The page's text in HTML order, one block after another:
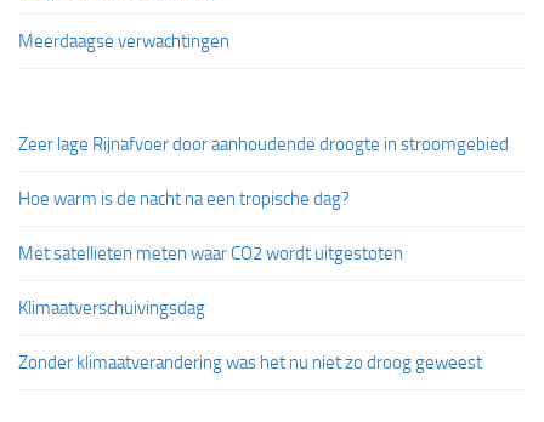
Meerdaagse verwachtingen
Zeer lage Rijnafvoer door aanhoudende droogte in stroomgebied
Hoe warm is de nacht na een tropische dag?
Met satellieten meten waar CO2 wordt uitgestoten
Klimaatverschuivingsdag
Zonder klimaatverandering was het nu niet zo droog geweest